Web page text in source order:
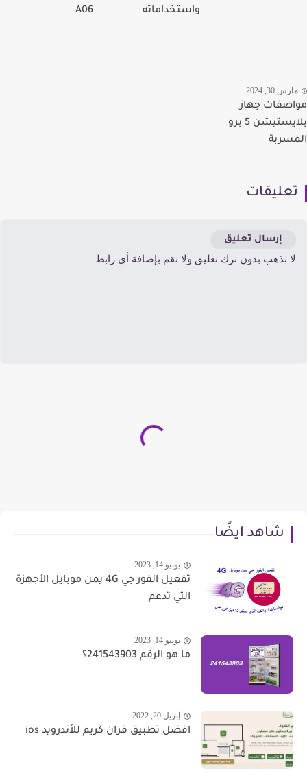
واستخداماته
A06
30, 2024
جهاز
بلايستيشن 5 برو
إرسال تعليق
تذهب بدون ترك تعليق ولا تقم بإضافة أي رابط
شاهد ايضًا
يونيو 14, 2023
تفعيل الفور جي 4G يمن موبايل الأجهزة
التي تدعم
يونيو 14, 2023
ما هو الرقم 241543903؟
إبريل 20, 2022
افضل تطبيق قران كريم للأندرويد ios